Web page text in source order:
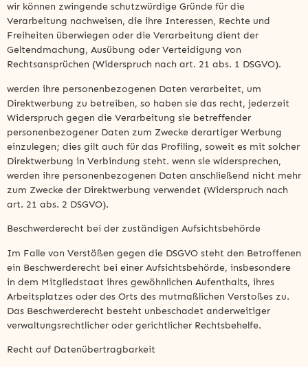
wir können zwingende schutzwürdige Gründe für die
Verarbeitung nachweisen, die ihre Interessen, Rechte und
Freiheiten überwiegen oder die Verarbeitung dient der
Geltendmachung, Ausübung oder Verteidigung von
Rechtsansprüchen (Widerspruch nach art. 21 abs. 1 DSGVO).
werden ihre personenbezogenen Daten verarbeitet, um
Direktwerbung zu betreiben, so haben sie das recht, jederzeit
Widerspruch gegen die Verarbeitung sie betreffender
personenbezogener Daten zum Zwecke derartiger Werbung
einzulegen; dies gilt auch für das Profiling, soweit es mit solcher
Direktwerbung in Verbindung steht. wenn sie widersprechen,
werden ihre personenbezogenen Daten anschließend nicht mehr
zum Zwecke der Direktwerbung verwendet (Widerspruch nach
art. 21 abs. 2 DSGVO).
Beschwerderecht bei der zuständigen Aufsichtsbehörde
Im Falle von Verstößen gegen die DSGVO steht den Betroffenen
ein Beschwerderecht bei einer Aufsichtsbehörde, insbesondere
in dem Mitgliedstaat ihres gewöhnlichen Aufenthalts, ihres
Arbeitsplatzes oder des Orts des mutmaßlichen Verstoßes zu.
Das Beschwerderecht besteht unbeschadet anderweitiger
verwaltungsrechtlicher oder gerichtlicher Rechtsbehelfe.
Recht auf Datenübertragbarkeit